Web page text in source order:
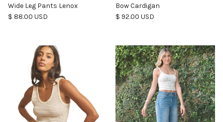
Wide Leg Pants Lenox
Precio normal
$ 88.00 USD
Bow Cardigan
Precio normal
$ 92.00 USD